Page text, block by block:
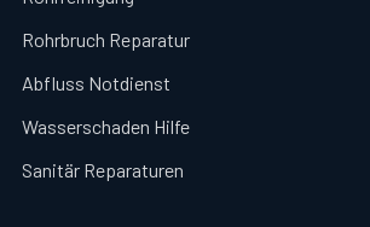
Rohrbruch Reparatur
Abfluss Notdienst
Wasserschaden Hilfe
Sanitär Reparaturen